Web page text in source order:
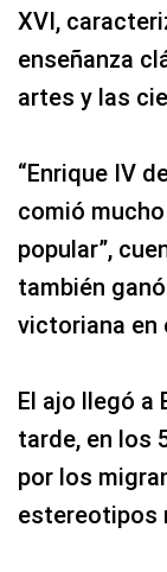
XVI,
enseñanza
artes y las
“Enrique IV
comió
popular”,
también
victoriana en
El ajo llegó a
tarde, en los
por los
estereotipos